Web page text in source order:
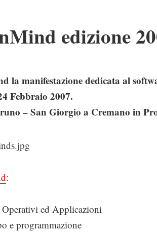
edizione
la manifestazione dedicata al
Febbraio 2007.
– San Giorgio a Cremano in
:
ed Applicazioni
e programmazione